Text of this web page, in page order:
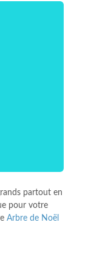
partout en
pour votre
Arbre de Noël